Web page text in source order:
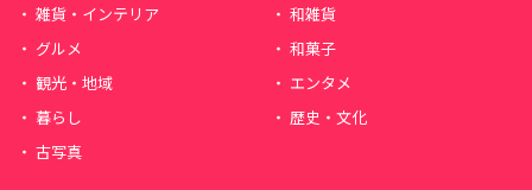
雑貨・インテリア
和雑貨
グルメ
和菓子
観光・地域
エンタメ
暮らし
歴史・文化
古写真